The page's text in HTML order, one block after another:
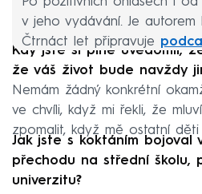
v jeho vydávání. Je autorem
Čtrnáct let připravuje
názvem.
Kdy jste si plně uvědomil,
že váš život bude navždy
Nemám žádný konkrétní
ve chvíli, když mi řekli, že
zpomalit, když mě ostatní
Jak jste s koktáním bojoval
přechodu na střední školu,
univerzitu?